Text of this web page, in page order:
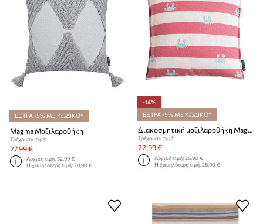
ΕΞΤΡΑ -5% ΜΕ ΚΩΔΙΚΟ*
Magma Μαξιλαροθήκη
Τρέχουσα τιμή:
27,99 €
Αρχική τιμή:32,99 €
Η χαμηλότερη τιμή:28,90 €
-14%
ΕΞΤΡΑ -5% ΜΕ ΚΩΔΙΚΟ*
Διακοσμητική μαξιλαροθήκη Magma Crab 45 x 45 cm
Τρέχουσα τιμή:
22,99 €
Αρχική τιμή:26,90 €
Η χαμηλότερη τιμή:26,90 €